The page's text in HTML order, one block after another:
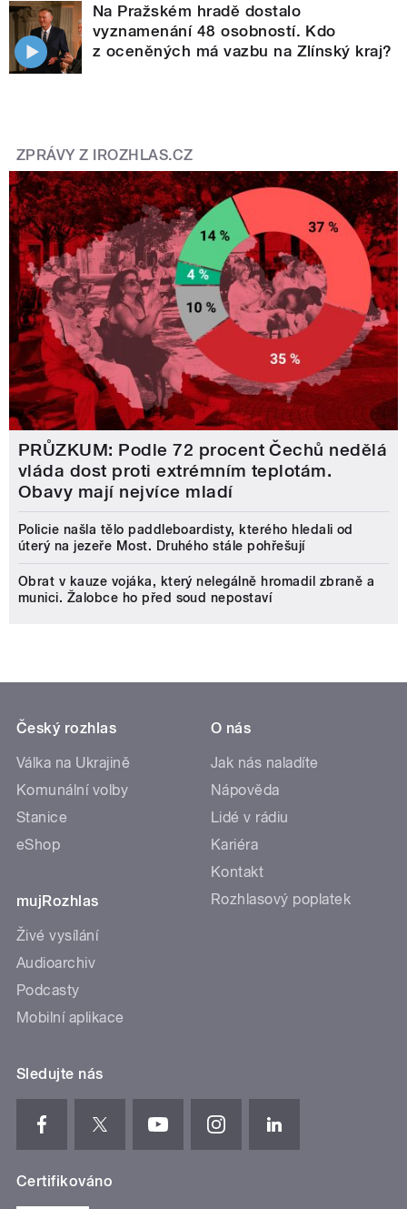
Na Pražském hradě dostalo
vyznamenání 48 osobností. Kdo
z oceněných má vazbu na Zlínský kraj?
ZPRÁVY Z IROZHLAS.CZ
PRŮZKUM: Podle 72 procent Čechů nedělá
vláda dost proti extrémním teplotám.
Obavy mají nejvíce mladí
Policie našla tělo paddleboardisty, kterého hledali od
úterý na jezeře Most. Druhého stále pohřešují
Obrat v kauze vojáka, který nelegálně hromadil zbraně a
munici. Žalobce ho před soud nepostaví
Český rozhlas
Válka na Ukrajině
Komunální volby
Stanice
eShop
mujRozhlas
Živé vysílání
Audioarchiv
Podcasty
Mobilní aplikace
O nás
Jak nás naladíte
Nápověda
Lidé v rádiu
Kariéra
Kontakt
Rozhlasový poplatek
Sledujte nás
Certifikováno